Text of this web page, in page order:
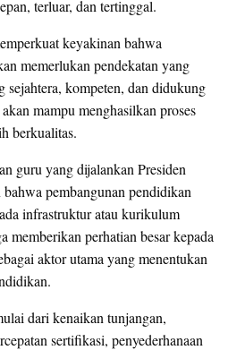
terluar, dan tertinggal.
keyakinan bahwa
memerlukan pendekatan yang
sejahtera, kompeten, dan didukung
mampu menghasilkan proses
berkualitas.
guru yang dijalankan Presiden
pembangunan pendidikan
infrastruktur atau kurikulum
memberikan perhatian besar kepada
aktor utama yang menentukan
dari kenaikan tunjangan,
sertifikasi, penyederhanaan